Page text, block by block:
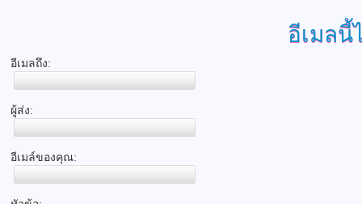
อีเมลนี้
อีเมลถึง:
ผู้ส่ง:
อีเมล์ของคุณ: